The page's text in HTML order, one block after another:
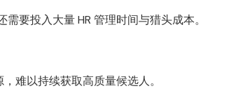
要投入大量 HR 管理时间与猎头成本。
难以持续获取高质量候选人。